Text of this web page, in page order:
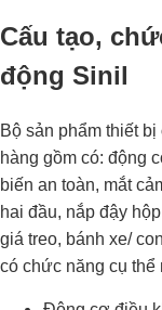
Cấu tạo,
động Sinil
Bộ sản phẩm thiết bị
hàng gồm có: động
biến an toàn, mắt
hai đầu, nắp đậy
giá treo, bánh xe/
có chức năng cụ thể